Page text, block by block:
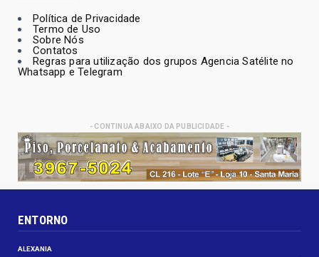
Política de Privacidade
Termo de Uso
Sobre Nós
Contatos
Regras para utilização dos grupos Agencia Satélite no
Whatsapp e Telegram
- CONTINUA ABAIXO DA PUBLICIDADE -
ENTORNO
ALEXANIA